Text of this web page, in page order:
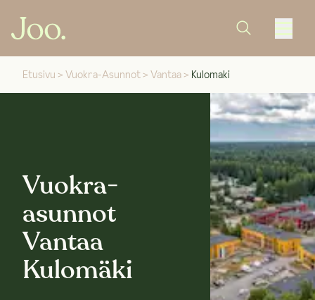
Etusivu > Vuokra-Asunnot > Vantaa > Kulomaki
Vuokra-
asunnot
Vantaa
Kulomäki